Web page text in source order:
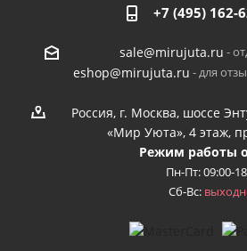
+7 (495) 162-
sale@mirujuta.ru -
eshop@mirujuta.ru - для
Россия, г. Москва, шоссе
«Мир Уюта», 4 этаж,
Режим работы
Пн-Пт: 09:00-
Сб-Вс: